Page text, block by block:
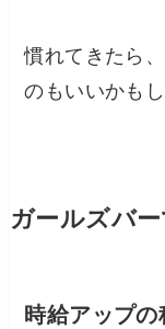
慣れてきたら
のもいいかもし
ガールズバ
時給アップの